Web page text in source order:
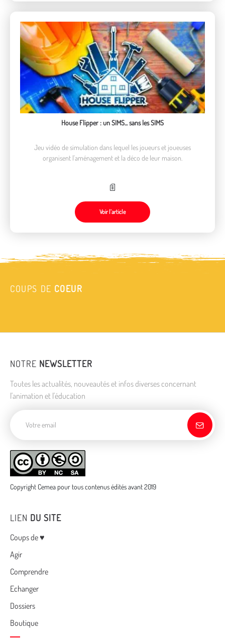
House Flipper : un SIMS... sans les SIMS
Jeu vidéo de simulation dans lequel les joueurs et joueuses
organisent l'aménagement et la déco de leur maison.
Voir l’article
COUPS DE COEUR
NOTRE NEWSLETTER
Toutes les actualités, nouveautés et infos diverses concernant
l'animation et l'éducation
Copyright Cemea pour tous contenus édités avant 2019
LIEN DU SITE
Menu
Coups de ♥
Agir
Comprendre
Echanger
Dossiers
Boutique